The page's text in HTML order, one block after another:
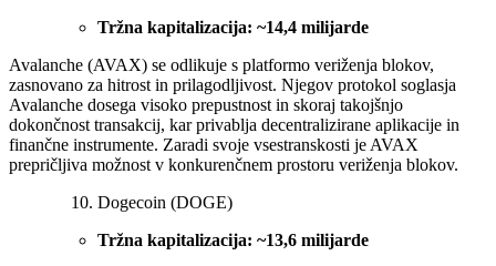
Tržna kapitalizacija: ~14,4 milijarde
Avalanche (AVAX) se odlikuje s platformo veriženja blokov,
zasnovano za hitrost in prilagodljivost. Njegov protokol soglasja
Avalanche dosega visoko prepustnost in skoraj takojšnjo
dokončnost transakcij, kar privablja decentralizirane aplikacije in
finančne instrumente. Zaradi svoje vsestranskosti je AVAX
prepričljiva možnost v konkurenčnem prostoru veriženja blokov.
Dogecoin (DOGE)
Tržna kapitalizacija: ~13,6 milijarde